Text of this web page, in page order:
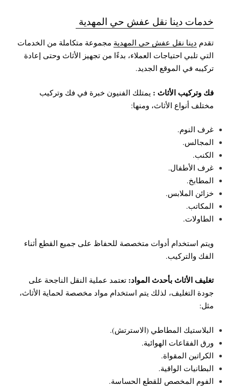
خدمات دينا نقل عفش حي المهدية
تقدم دينا نقل عفش حي المهدية مجموعة متكاملة من الخدمات
التي تلبي احتياجات العملاء، بدءًا من تجهيز الأثاث وحتى إعادة
تركيبه في الموقع الجديد.
فك وتركيب الأثاث : يمتلك الفنيون خبرة في فك وتركيب
مختلف أنواع الأثاث، ومنها:
غرف النوم.
المجالس.
الكنب.
غرف الأطفال.
المطابخ.
خزائن الملابس.
المكاتب.
الطاولات.
ويتم استخدام أدوات متخصصة للحفاظ على جميع القطع أثناء
الفك والتركيب.
تغليف الأثاث بأحدث المواد: تعتمد عملية النقل الناجحة على
جودة التغليف، لذلك يتم استخدام مواد مخصصة لحماية الأثاث،
مثل:
البلاستيك المطاطي (الاسترتش).
ورق الفقاعات الهوائية.
الكراتين المقواة.
البطانيات الواقية.
الفوم المخصص للقطع الحساسة.